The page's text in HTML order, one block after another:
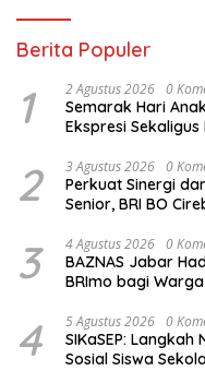
Berita Populer
1 2 Agustus 2026 0
Semarak Hari
Ekspresi
2 3 Agustus 2026 0
Perkuat Sinergi
Senior, BRI BO
3 4 Agustus 2026 0
BAZNAS Jabar
BRImo bagi
4 5 Agustus 2026 0
SIKaSEP:
Sosial Siswa